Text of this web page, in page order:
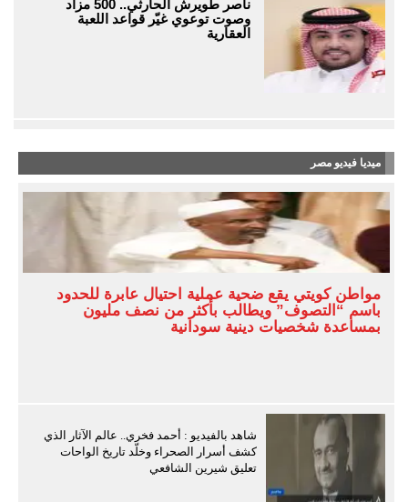
ناصر طويرش الحارثي.. 500 مزاد
وصوت توعوي غيّر قواعد اللعبة
العقارية
ميديا فيديو مصر
مواطن كويتي يقع ضحية عملية احتيال عابرة للحدود
باسم “التصوف” ويطالب بأكثر من نصف مليون
بمساعدة شخصيات دينية سودانية
شاهد بالفيديو : أحمد فخري.. عالم الآثار الذي
كشف أسرار الصحراء وخلّد تاريخ الواحات
تعليق شيرين الشافعي